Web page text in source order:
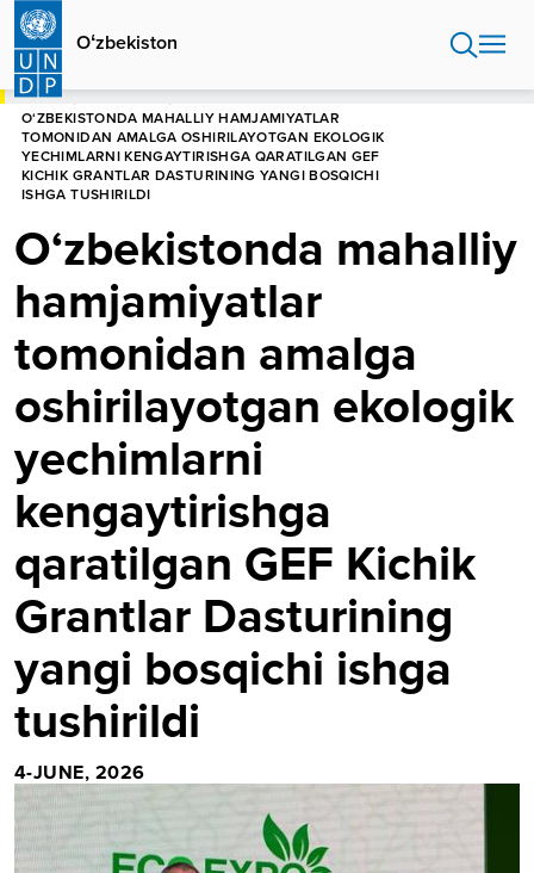
Skip
main
content
Oʻzbekiston
HOME
O‘ZBEKISTONDA MAHALLIY HAMJAMIYATLAR
TOMONIDAN AMALGA OSHIRILAYOTGAN EKOLOGIK
YECHIMLARNI KENGAYTIRISHGA QARATILGAN GEF
KICHIK GRANTLAR DASTURINING YANGI BOSQICHI
ISHGA TUSHIRILDI
O‘zbekistonda mahalliy
hamjamiyatlar
tomonidan amalga
oshirilayotgan ekologik
yechimlarni
kengaytirishga
qaratilgan GEF Kichik
Grantlar Dasturining
yangi bosqichi ishga
tushirildi
4-JUNE, 2026